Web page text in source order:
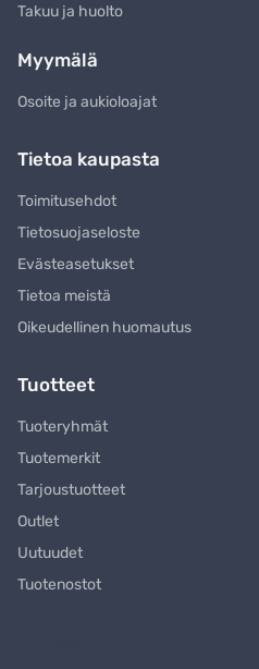
Takuu ja huolto
Myymälä
Osoite ja aukioloajat
Tietoa kaupasta
Toimitusehdot
Tietosuojaseloste
Evästeasetukset
Tietoa meistä
Oikeudellinen huomautus
Tuotteet
Tuoteryhmät
Tuotemerkit
Tarjoustuotteet
Outlet
Uutuudet
Tuotenostot